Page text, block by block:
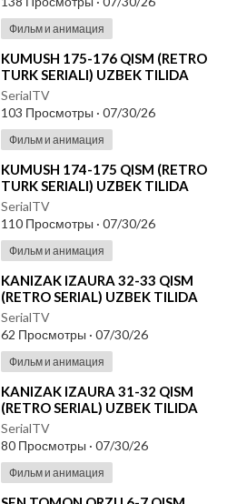
Фильм и анимация
⁣KUMUSH 175-176 QISM (RETRO
TURK SERIALI) UZBEK TILIDA
SerialTV
103 Просмотры · 07/30/26
Фильм и анимация
⁣KUMUSH 174-175 QISM (RETRO
TURK SERIALI) UZBEK TILIDA
SerialTV
110 Просмотры · 07/30/26
Фильм и анимация
⁣KANIZAK IZAURA 32-33 QISM
(RETRO SERIAL) UZBEK TILIDA
SerialTV
62 Просмотры · 07/30/26
Фильм и анимация
⁣KANIZAK IZAURA 31-32 QISM
(RETRO SERIAL) UZBEK TILIDA
SerialTV
80 Просмотры · 07/30/26
Фильм и анимация